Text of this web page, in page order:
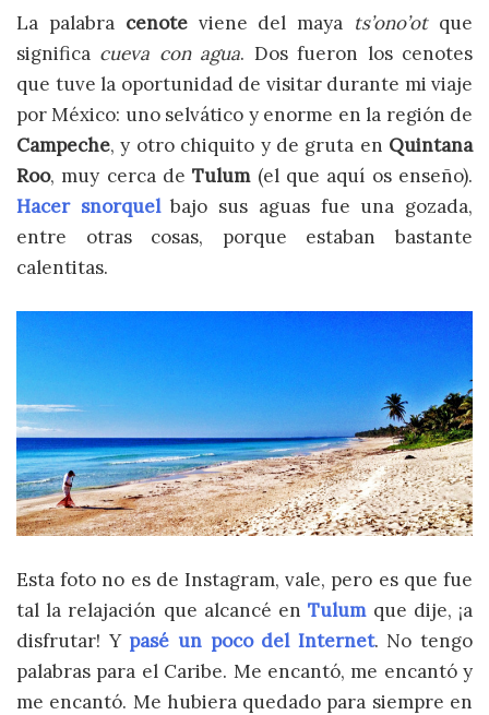
La palabra cenoteviene del maya ts’ono’otque
significa cueva con agua. Dos fueron los cenotes
que tuve la oportunidad de visitar durante mi viaje
por México: uno selvático y enorme en la región de
Campeche, y otro chiquito y de gruta en Quintana
Roo, muy cerca deTulum(el que aquí os enseño).
Hacer snorquelbajo sus aguas fue una gozada,
entre otras cosas, porque estaban bastante
calentitas.
Esta foto no es de Instagram, vale, pero es que fue
tal la relajación que alcancé enTulumque dije, ¡a
disfrutar! Y pasé un poco del Internet. No tengo
palabras para el Caribe. Me encantó, me encantó y
me encantó. Me hubiera quedado para siempre en